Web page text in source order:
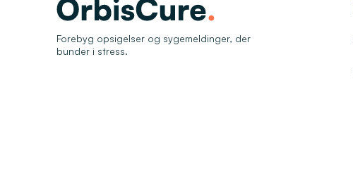
Forebyg opsigelser og sygemeldinger, der
bunder i stress.